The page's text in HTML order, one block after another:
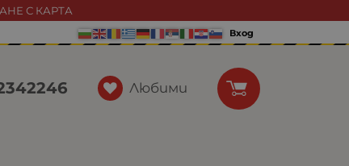
С КАРТА
Вход
Любими